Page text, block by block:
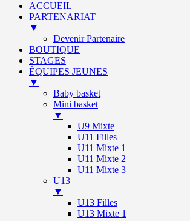
ACCUEIL
PARTENARIAT
▼
Devenir Partenaire
BOUTIQUE
STAGES
ÉQUIPES JEUNES
▼
Baby basket
Mini basket
▼
U9 Mixte
U11 Filles
U11 Mixte 1
U11 Mixte 2
U11 Mixte 3
U13
▼
U13 Filles
U13 Mixte 1